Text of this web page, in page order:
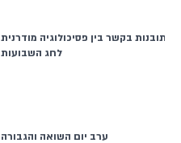
תובנות בקשר בין פסיכולוגיה מודרנית
לחג השבועות
ערב יום השואה והגבורה